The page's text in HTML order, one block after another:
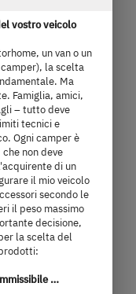
vostro veicolo
un van o un
la scelta
Ma
Famiglia, amici,
– tutto deve
tecnici e
Ogni camper è
non deve
di un
il mio veicolo
secondo le
il peso massimo
decisione,
la scelta del
…